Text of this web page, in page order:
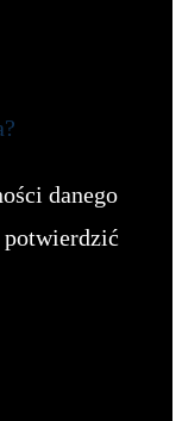
danego
potwierdzić